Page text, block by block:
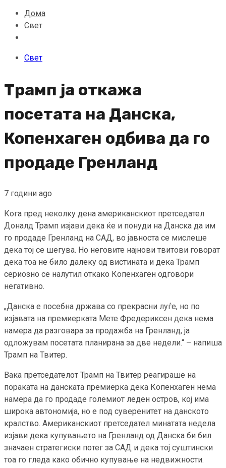
Дома
Свет
Свет
Трамп ја откажа
посетата на Данска,
Копенхаген одбива да го
продаде Гренланд
7 години ago
Кога пред неколку дена американскиот претседател
Доналд Трамп изјави дека ќе и понуди на Данска да им
го продаде Гренланд на САД, во јавноста се мислеше
дека тој се шегува. Но неговите најнови твитови говорат
дека тоа не било далеку од вистината и дека Трамп
сериозно се налутил откако Копенхаген одговори
негативно.
„Данска е посебна држава со прекрасни луѓе, но по
изјавата на премиерката Мете Фредериксен дека нема
намера да разговара за продажба на Гренланд, ја
одложувам посетата планирана за две недели.“ – напиша
Трамп на Твитер.
Вака претседателот Трамп на Твитер реагираше на
пораката на данската премиерка дека Копенхаген нема
намера да го продаде големиот леден остров, кој има
широка автономија, но е под суверенитет на данското
кралство. Американскиот претседател минатата недела
изјави дека купувањето на Гренланд од Данска би бил
значаен стратегиски потег за САД и дека тој суштински
тоа го гледа како обично купување на недвижности.